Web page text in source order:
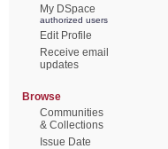
My DSpace
authorized users
Edit Profile
Receive email
updates
Browse
Communities
& Collections
Issue Date